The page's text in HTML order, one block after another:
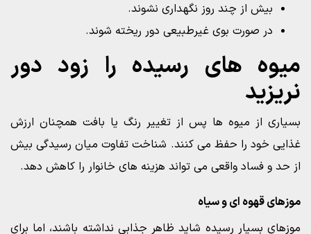
بیش از چند روز نگهداری نشوند.
در صورت بوی غیرطبیعی دور ریخته شوند.
میوه های رسیده را زود دور
نریزید
بسیاری از میوه ها پس از تغییر رنگ یا بافت همچنان ارزش
غذایی خود را حفظ می کنند. شناخت تفاوت میان رسیدگی بیش
از حد و فساد واقعی می تواند هزینه های خانوار را کاهش دهد.
موزهای قهوه ای و سیاه
موزهای بسیار رسیده شاید ظاهر جذابی نداشته باشند، اما برای